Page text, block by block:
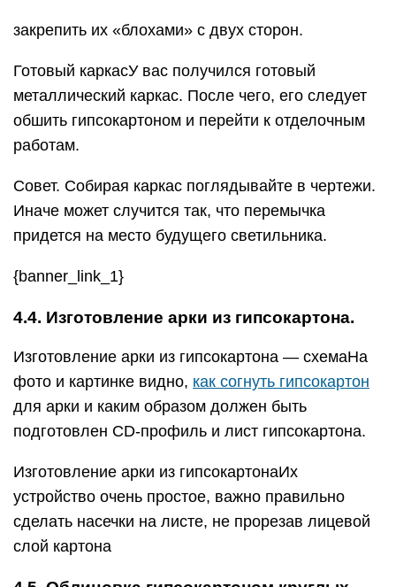
закрепить их «блохами» с двух сторон.
Готовый каркасУ вас получился готовый
металлический каркас. После чего, его следует
обшить гипсокартоном и перейти к отделочным
работам.
Совет. Собирая каркас поглядывайте в чертежи.
Иначе может случится так, что перемычка
придется на место будущего светильника.
{banner_link_1}
4.4. Изготовление арки из гипсокартона.
Изготовление арки из гипсокартона — схемаНа
фото и картинке видно, как согнуть гипсокартон
для арки и каким образом должен быть
подготовлен CD-профиль и лист гипсокартона.
Изготовление арки из гипсокартонаИх
устройство очень простое, важно правильно
сделать насечки на листе, не прорезав лицевой
слой картона